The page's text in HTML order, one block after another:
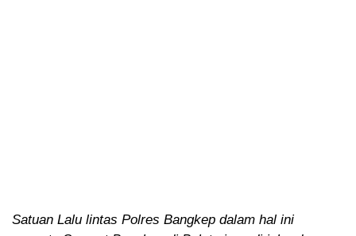
Satuan Lalu lintas Polres Bangkep dalam hal ini